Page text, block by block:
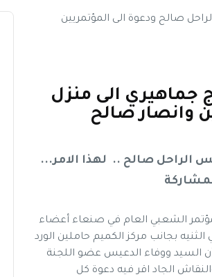
جماهيري الى منزل
وانصار صالح
الراحل صالح .. لهذا الامر...
الشعبي العام في صنعاء أعضاء
بجانب مركز الكميم حاملين الورد
مصادر إعلامية أن السيد ووفاء الدعيس عضو اللجنة
الجاد اقر فيه دعوة كل